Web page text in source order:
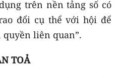
trên nền tảng số có
đổi cụ thể với hội để
quyền liên quan”.
TOẢ